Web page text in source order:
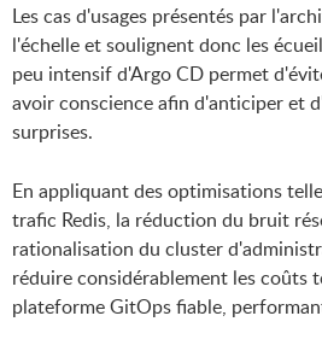
Les cas d'usages présentés par
l'échelle et soulignent donc les
peu intensif d'Argo CD permet
avoir conscience afin d'anticiper et
surprises.
En appliquant des optimisations
trafic Redis, la réduction du bruit
rationalisation du cluster
réduire considérablement les coûts
plateforme GitOps fiable,